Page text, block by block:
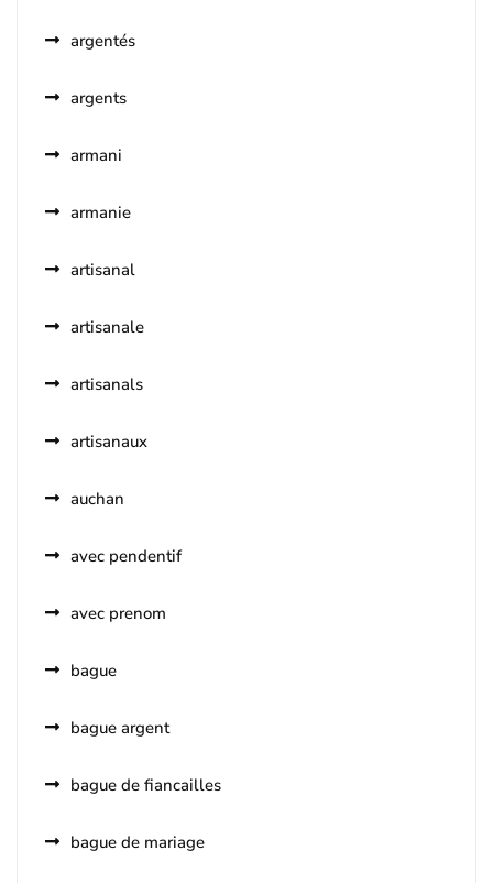
argentés
argents
armani
armanie
artisanal
artisanale
artisanals
artisanaux
auchan
avec pendentif
avec prenom
bague
bague argent
bague de fiancailles
bague de mariage